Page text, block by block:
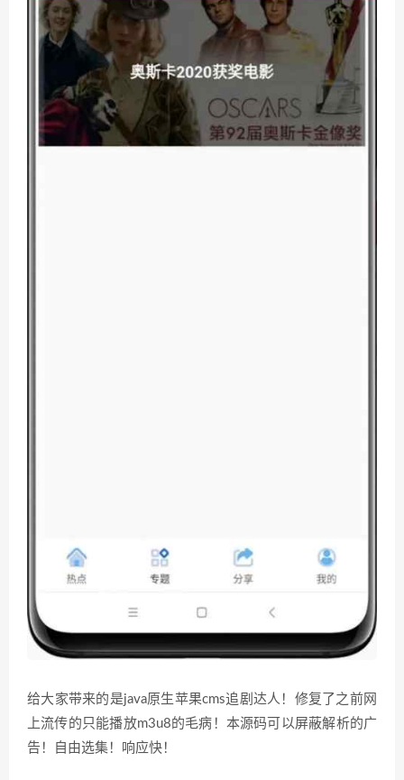
给大家带来的是java原生苹果cms追剧达人！修复了之前网
上流传的只能播放m3u8的毛病！本源码可以屏蔽解析的广
告！自由选集！响应快！